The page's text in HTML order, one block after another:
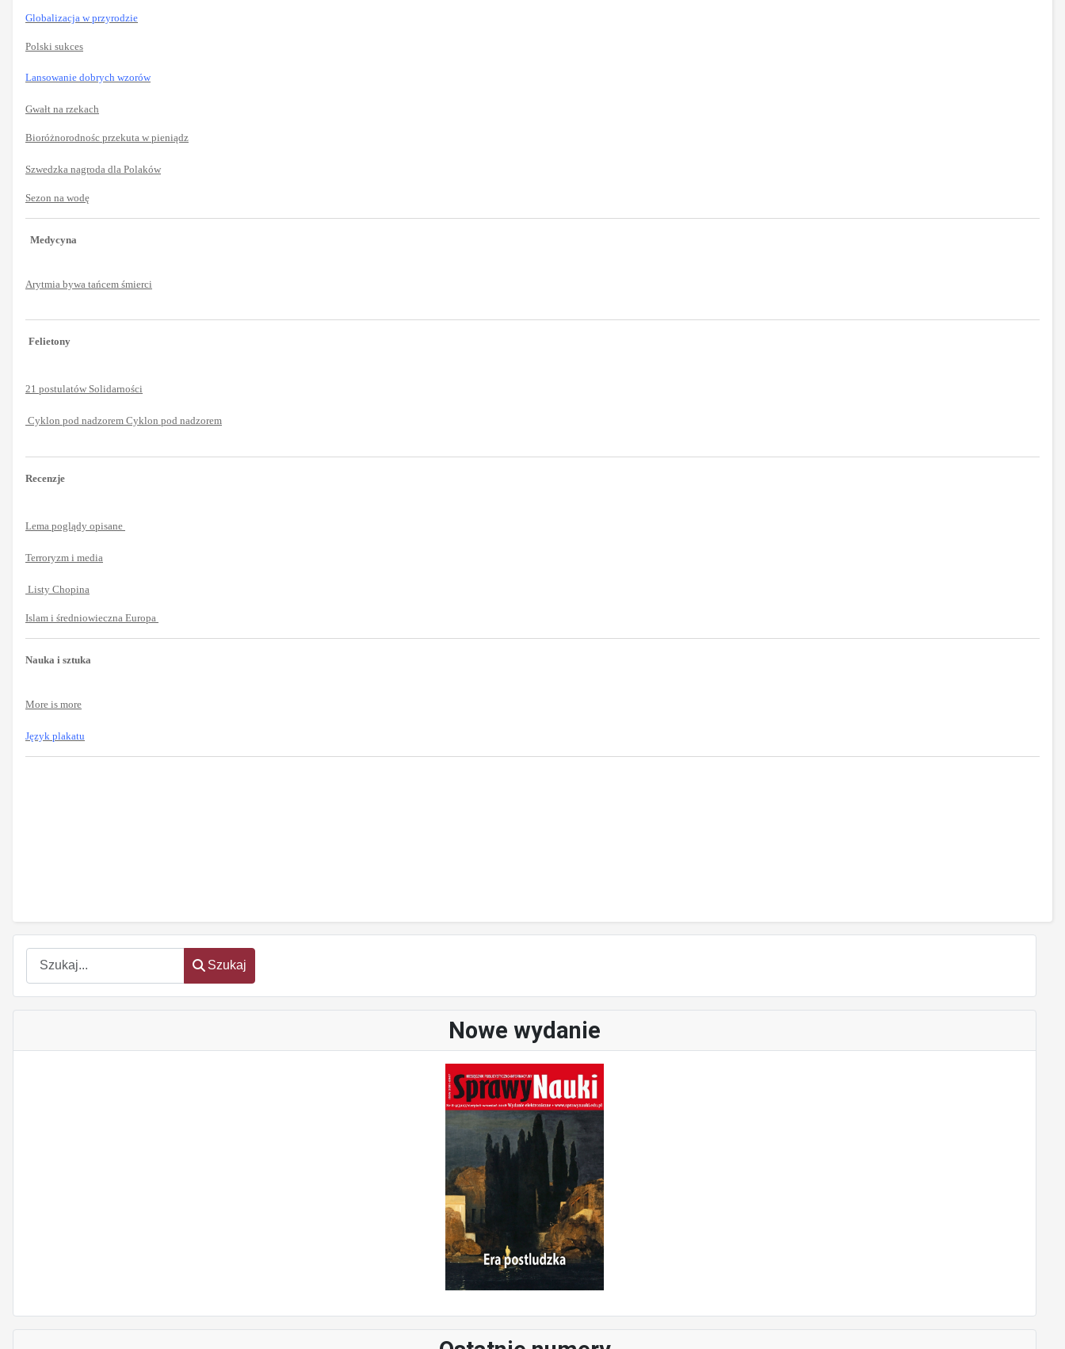
Szukaj
Szukaj
Nowe wydanie
Globalizacja w przyrodzie
Polski sukces
Lansowanie dobrych wzorów
Gwałt na rzekach
Bioróżnorodnośc przekuta w pieniądz
Szwedzka nagroda dla Polaków
Sezon na wodę
Medycyna
Arytmia bywa tańcem śmierci
Felietony
21 postulatów Solidarności
Cyklon pod nadzorem Cyklon pod nadzorem
Recenzje
Lema poglądy opisane
Terroryzm i media
Listy Chopina
Islam i średniowieczna Europa
Nauka i sztuka
More is more
Język plakatu